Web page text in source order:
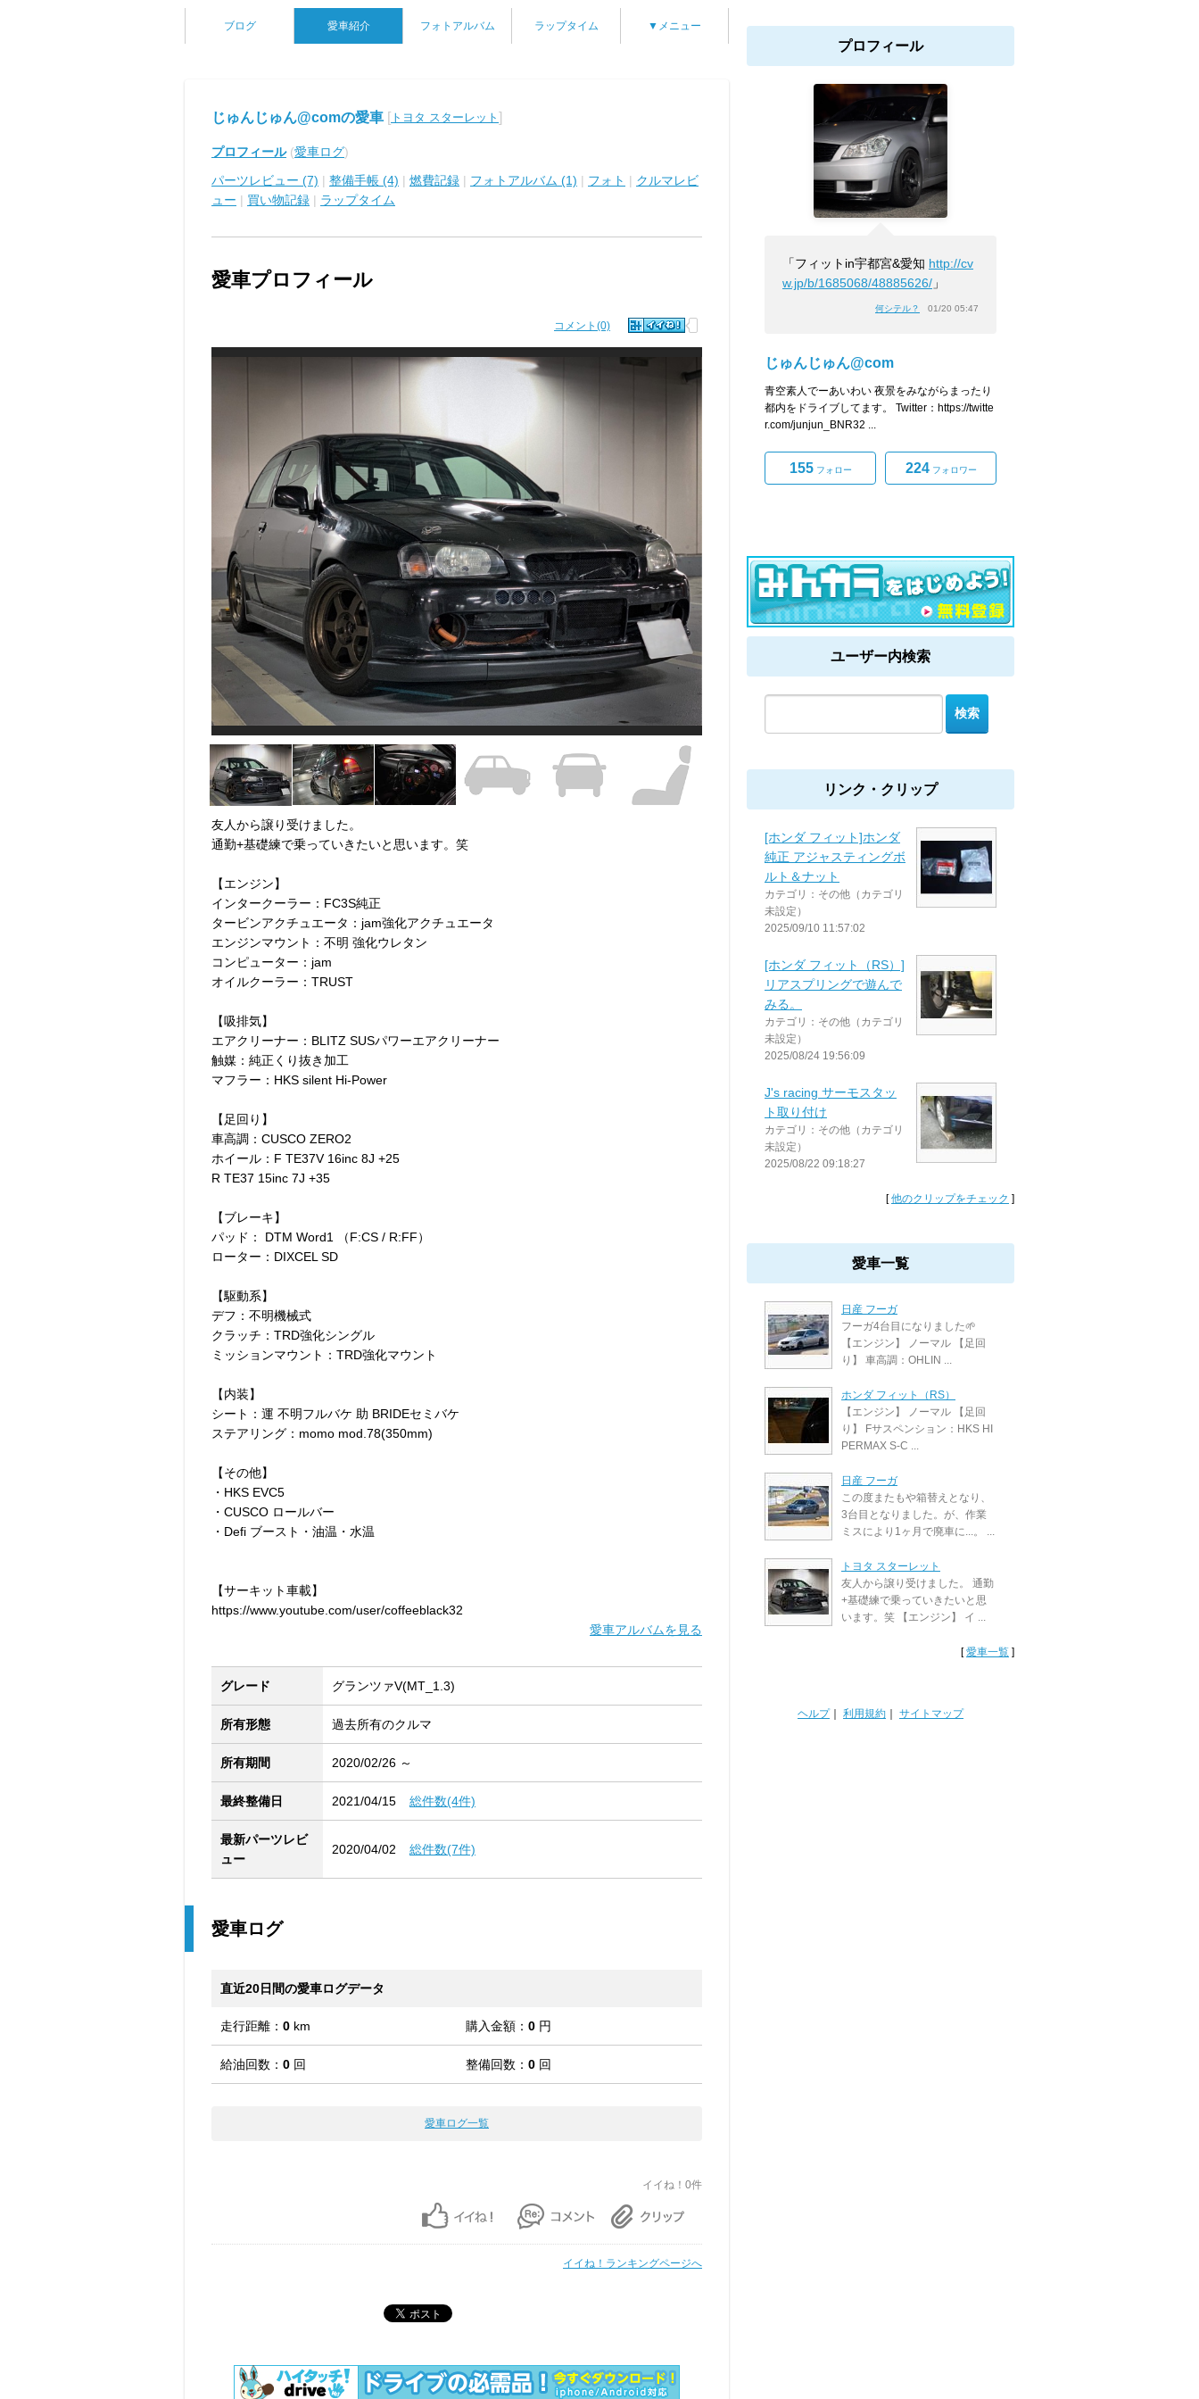
ブログ 愛車紹介 フォトアルバム ラップタイム ▼メニュー
じゅんじゅん@comの愛車 [ トヨタ スターレット ]
プロフィール(愛車ログ)
パーツレビュー (7) | 整備手帳 (4) | 燃費記録 | フォトアルバム (1) | フォト | クルマレビ
ュー | 買い物記録 | ラップタイム
愛車プロフィール
コメント(0)
友人から譲り受けました。
通勤+基礎練で乗っていきたいと思います。笑
【エンジン】
インタークーラー：FC3S純正
タービンアクチュエータ：jam強化アクチュエータ
エンジンマウント：不明 強化ウレタン
コンピューター：jam
オイルクーラー：TRUST
【吸排気】
エアクリーナー：BLITZ SUSパワーエアクリーナー
触媒：純正くり抜き加工
マフラー：HKS silent Hi-Power
【足回り】
車高調：CUSCO ZERO2
ホイール：F TE37V 16inc 8J +25
R TE37 15inc 7J +35
【ブレーキ】
パッド： DTM Word1 （F:CS / R:FF）
ローター：DIXCEL SD
【駆動系】
デフ：不明機械式
クラッチ：TRD強化シングル
ミッションマウント：TRD強化マウント
【内装】
シート：運 不明フルバケ 助 BRIDEセミバケ
ステアリング：momo mod.78(350mm)
【その他】
・HKS EVC5
・CUSCO ロールバー
・Defi ブースト・油温・水温
【サーキット車載】
https://www.youtube.com/user/coffeeblack32
愛車アルバムを見る
グレード グランツァV(MT_1.3)
所有形態 過去所有のクルマ
所有期間 2020/02/26 ～
最終整備日 2021/04/15 総件数(4件)
最新パーツレビ
ュー
2020/04/02 総件数(7件)
愛車ログ
直近20日間の愛車ログデータ
走行距離： 0 km 購入金額： 0 円
給油回数： 0 回 整備回数： 0 回
愛車ログ一覧
イイね！0件
イイね！ランキングページへ
プロフィール
「フィットin宇都宮&愛知 http://cv
w.jp/b/1685068/48885626/ 」
何シテル？ 01/20 05:47
じゅんじゅん@com
青空素人でーあいわい 夜景をみながらまったり
都内をドライブしてます。 Twitter：https://twitte
r.com/junjun_BNR32 ...
155フォロー 224フォロワー
ユーザー内検索
リンク・クリップ
[ホンダ フィット]ホンダ
純正 アジャスティングボ
ルト＆ナット
カテゴリ：その他（カテゴリ
未設定）
2025/09/10 11:57:02
[ホンダ フィット（RS）]
リアスプリングで遊んで
みる。
カテゴリ：その他（カテゴリ
未設定）
2025/08/24 19:56:09
J's racing サーモスタッ
ト取り付け
カテゴリ：その他（カテゴリ
未設定）
2025/08/22 09:18:27
[他のクリップをチェック ]
愛車一覧
日産 フーガ
フーガ4台目になりました🌱
【エンジン】 ノーマル 【足回
り】 車高調：OHLIN ...
ホンダ フィット（RS）
【エンジン】 ノーマル 【足回
り】 Fサスペンション：HKS HI
PERMAX S-C ...
日産 フーガ
この度またもや箱替えとなり、
3台目となりました。が、作業
ミスにより1ヶ月で廃車に...。 ...
トヨタ スターレット
友人から譲り受けました。 通勤
+基礎練で乗っていきたいと思
います。笑 【エンジン】 イ ...
[愛車一覧 ]
ヘルプ｜ 利用規約 サイトマップ